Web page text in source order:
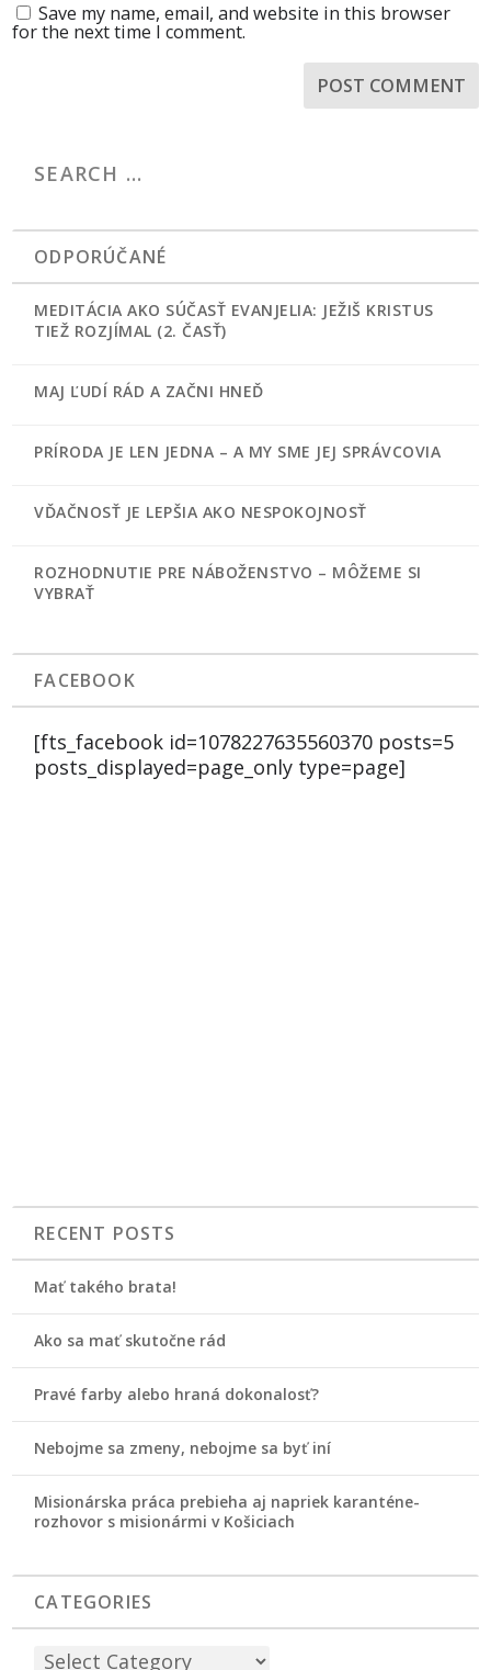
Save my name, email, and website in this browser
for the next time I comment.
ODPORÚČANÉ
MEDITÁCIA AKO SÚČASŤ EVANJELIA: JEŽIŠ KRISTUS
TIEŽ ROZJÍMAL (2. ČASŤ)
MAJ ĽUDÍ RÁD A ZAČNI HNEĎ
PRÍRODA JE LEN JEDNA – A MY SME JEJ SPRÁVCOVIA
VĎAČNOSŤ JE LEPŠIA AKO NESPOKOJNOSŤ
ROZHODNUTIE PRE NÁBOŽENSTVO – MÔŽEME SI
VYBRAŤ
FACEBOOK
[fts_facebook id=1078227635560370 posts=5
posts_displayed=page_only type=page]
RECENT POSTS
Mať takého brata!
Ako sa mať skutočne rád
Pravé farby alebo hraná dokonalosť?
Nebojme sa zmeny, nebojme sa byť iní
Misionárska práca prebieha aj napriek karanténe-
rozhovor s misionármi v Košiciach
CATEGORIES